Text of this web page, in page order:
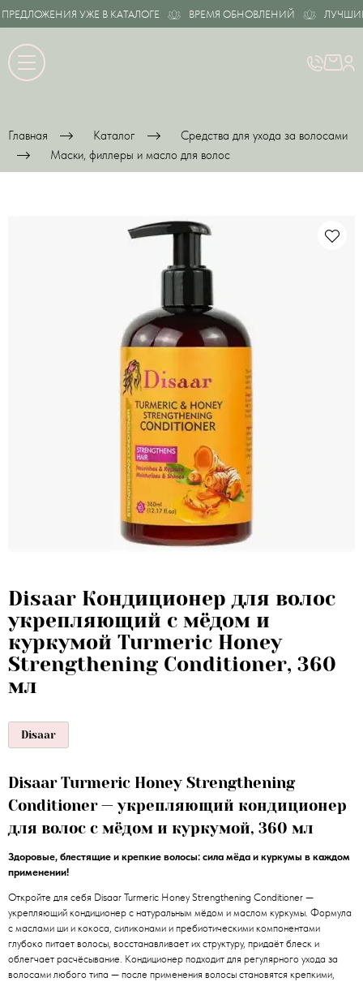
УЖЕ В КАТАЛОГЕ ВРЕМЯ ОБНОВЛЕНИЙ ЛУЧШИЕ
Главная Каталог
Средства для ухода за волосами
Маски, филлеры и масло для волос
Disaar Кондиционер для волос
укрепляющий с мёдом и
куркумой Turmeric Honey
Strengthening Conditioner, 360
мл
Disaar
Disaar Turmeric Honey Strengthening
Conditioner — укрепляющий кондиционер
для волос с мёдом и куркумой, 360 мл
Здоровые, блестящие и крепкие волосы: сила мёда и куркумы в каждом
применении!
Откройте для себя Disaar Turmeric Honey Strengthening Conditioner —
укрепляющий кондиционер с натуральным мёдом и маслом куркумы. Формула
с маслами ши и кокоса, силиконами и пребиотическими компонентами
глубоко питает волосы, восстанавливает их структуру, придаёт блеск и
облегчает расчёсывание. Кондиционер подходит для регулярного ухода за
волосами любого типа — после применения волосы становятся крепкими,